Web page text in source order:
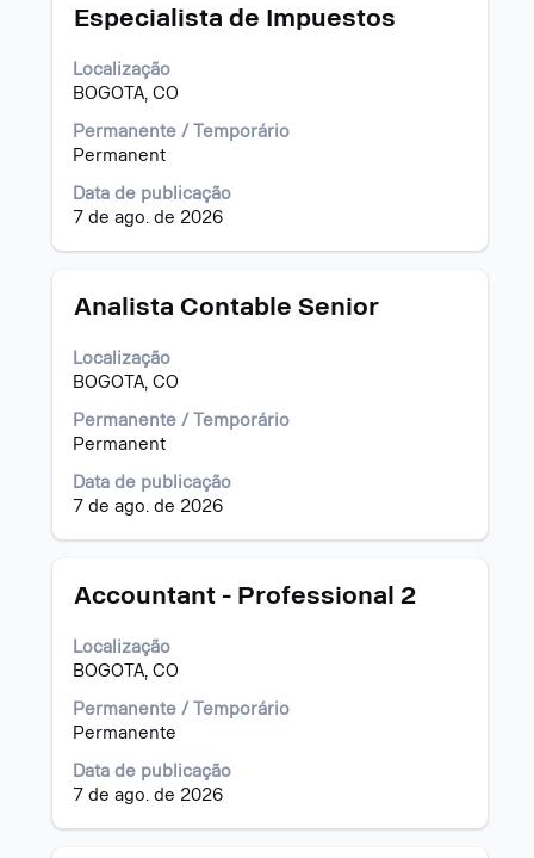
para
"colombia".
a
Tab
para
os
completos
da
Título
Especialista de Impuestos
Localização
BOGOTA, CO
Permanente / Temporário
Permanent
Data de publicação
7 de ago. de 2026
Selecione
vaga
com
barra
de
pressionada
para
visualizar
as
informações
dela.
Título
Analista Contable Senior
Localização
BOGOTA, CO
Permanente / Temporário
Permanent
Data de publicação
7 de ago. de 2026
Selecione
vaga
com
barra
de
pressionada
para
visualizar
as
informações
dela.
Título
Accountant - Professional 2
Localização
BOGOTA, CO
Permanente / Temporário
Permanente
Data de publicação
7 de ago. de 2026
Selecione
vaga
com
barra
de
pressionada
para
visualizar